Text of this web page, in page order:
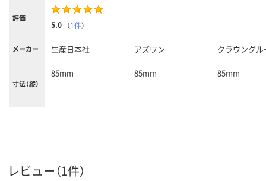
評価
5.0 （1件）
メーカー 生産日本社 アズワン クラウングル
寸法（縦）
85mm 85mm 85mm
カラーグ
ループ
クリア(透明・半透明)
系
レビュー（1件）